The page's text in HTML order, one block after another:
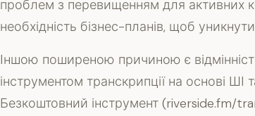
проблем з перевищенням для активних
необхідність бізнес-планів, щоб
Іншою поширеною причиною є
інструментом транскрипції на основі ШІ
Безкоштовний інструмент (riverside.fm/